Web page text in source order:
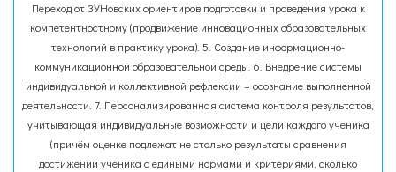
Переход от ЗУНовских ориентиров подготовки и проведения урока к
компетентностному (продвижение инновационных образовательных
технологий в практику урока). 5. Создание информационно-
коммуникационной образовательной среды. 6. Внедрение системы
индивидуальной и коллективной рефлексии – осознание выполненной
деятельности. 7. Персонализированная система контроля результатов,
учитывающая индивидуальные возможности и цели каждого ученика
(причём оценке подлежат не столько результаты сравнения
достижений ученика с едиными нормами и критериями, сколько